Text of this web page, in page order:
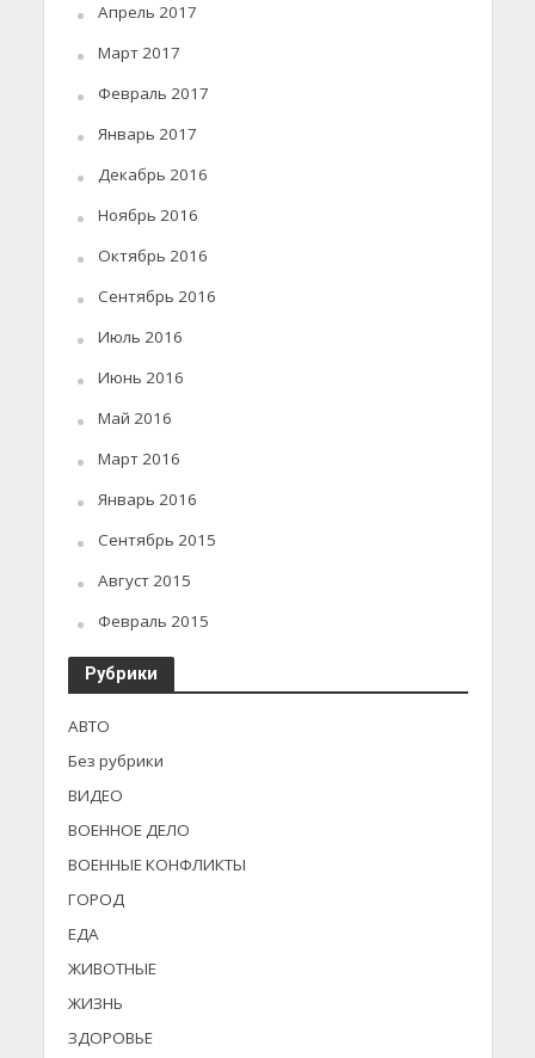
Апрель 2017
Март 2017
Февраль 2017
Январь 2017
Декабрь 2016
Ноябрь 2016
Октябрь 2016
Сентябрь 2016
Июль 2016
Июнь 2016
Май 2016
Март 2016
Январь 2016
Сентябрь 2015
Август 2015
Февраль 2015
Рубрики
АВТО
Без рубрики
ВИДЕО
ВОЕННОЕ ДЕЛО
ВОЕННЫЕ КОНФЛИКТЫ
ГОРОД
ЕДА
ЖИВОТНЫЕ
ЖИЗНЬ
ЗДОРОВЬЕ